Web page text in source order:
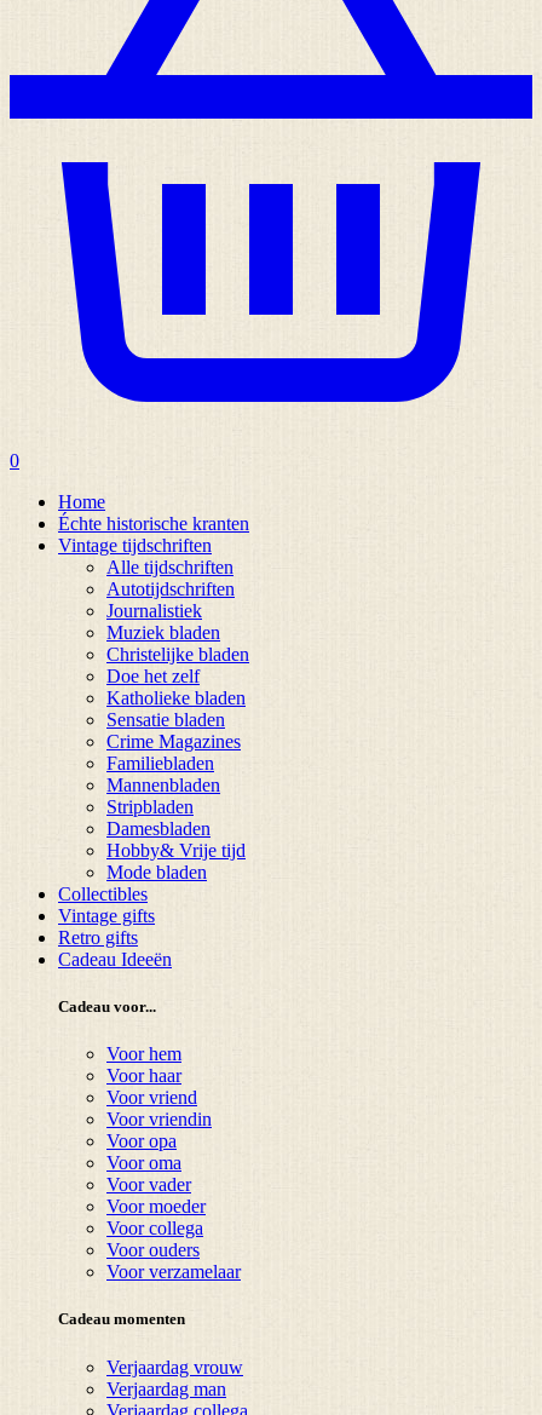
0
Home
Échte historische kranten
Vintage tijdschriften
Alle tijdschriften
Autotijdschriften
Journalistiek
Muziek bladen
Christelijke bladen
Doe het zelf
Katholieke bladen
Sensatie bladen
Crime Magazines
Familiebladen
Mannenbladen
Stripbladen
Damesbladen
Hobby& Vrije tijd
Mode bladen
Collectibles
Vintage gifts
Retro gifts
Cadeau Ideeën
Cadeau voor...
Voor hem
Voor haar
Voor vriend
Voor vriendin
Voor opa
Voor oma
Voor vader
Voor moeder
Voor collega
Voor ouders
Voor verzamelaar
Cadeau momenten
Verjaardag vrouw
Verjaardag man
Verjaardag collega